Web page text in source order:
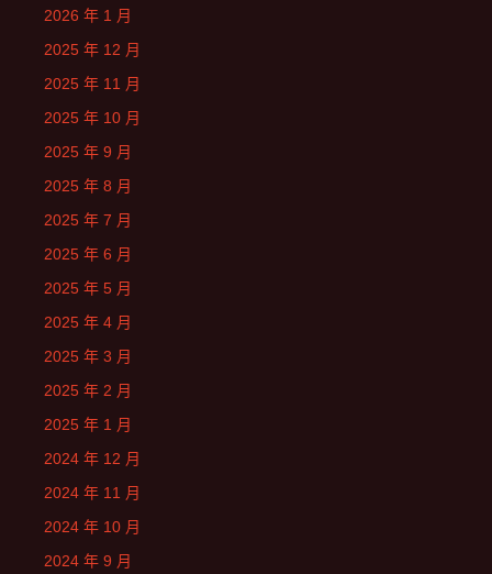
2026 年 1 月
2025 年 12 月
2025 年 11 月
2025 年 10 月
2025 年 9 月
2025 年 8 月
2025 年 7 月
2025 年 6 月
2025 年 5 月
2025 年 4 月
2025 年 3 月
2025 年 2 月
2025 年 1 月
2024 年 12 月
2024 年 11 月
2024 年 10 月
2024 年 9 月